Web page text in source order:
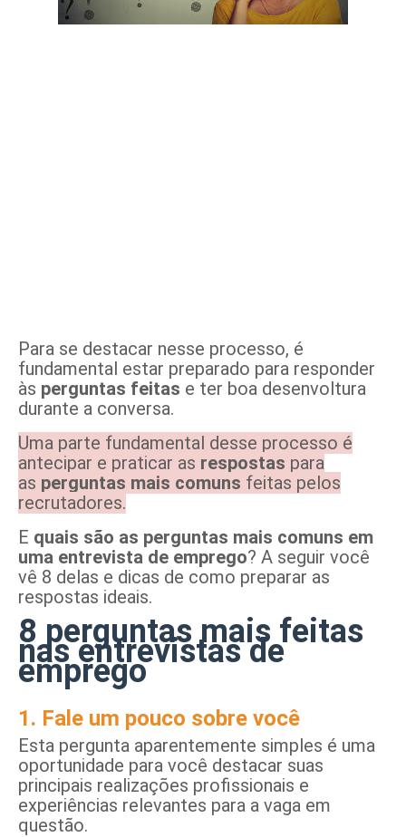
Para se destacar nesse processo, é
fundamental estar preparado para responder
às perguntas feitas e ter boa desenvoltura
durante a conversa.
Uma parte fundamental desse processo é
antecipar e praticar as respostas para
as perguntas mais comuns feitas pelos
recrutadores.
E quais são as perguntas mais comuns em
uma entrevista de emprego? A seguir você
vê 8 delas e dicas de como preparar as
respostas ideais.
8 perguntas mais feitas
nas entrevistas de
emprego
1. Fale um pouco sobre você
Esta pergunta aparentemente simples é uma
oportunidade para você destacar suas
principais realizações profissionais e
experiências relevantes para a vaga em
questão.